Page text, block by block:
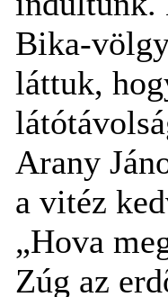
Bika-
láttuk,
Arany
a vitéz
„Hova
Zúg az